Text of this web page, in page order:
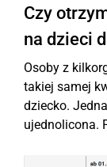
Czy
na dzieci
Osoby z
takiej samej
dziecko.
ujednolicona.